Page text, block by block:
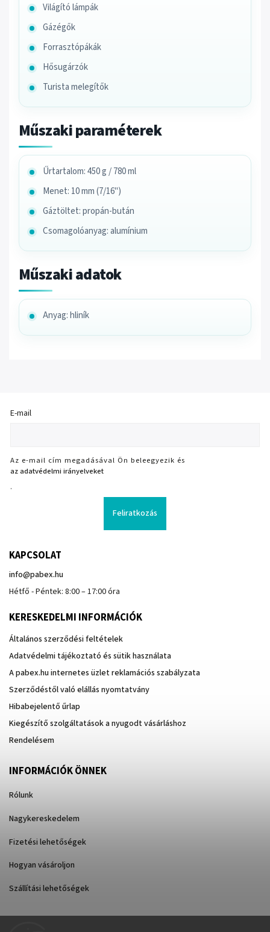
Világító lámpák
Gázégők
Forrasztópákák
Hősugárzók
Turista melegítők
Műszaki paraméterek
Űrtartalom: 450 g / 780 ml
Menet: 10 mm (7/16")
Gáztöltet: propán-bután
Csomagolóanyag: alumínium
Műszaki adatok
Anyag: hliník
E-mail
Az e-mail cím megadásával Ön beleegyezik és
az adatvédelmi irányelveket
.
Feliratkozás
KAPCSOLAT
info@pabex.hu
Hétfő - Péntek: 8:00 – 17:00 óra
KERESKEDELMI INFORMÁCIÓK
Általános szerződési feltételek
Adatvédelmi tájékoztató és sütik használata
A pabex.hu internetes üzlet reklamációs szabályzata
Szerződéstől való elállás nyomtatvány
Hibabejelentő űrlap
Kiegészítő szolgáltatások a nyugodt vásárláshoz
Rendelésem
INFORMÁCIÓK ÖNNEK
Rólunk
Nagykereskedelem
Fizetési lehetőségek
Hogyan vásároljon
Szállítási lehetőségek